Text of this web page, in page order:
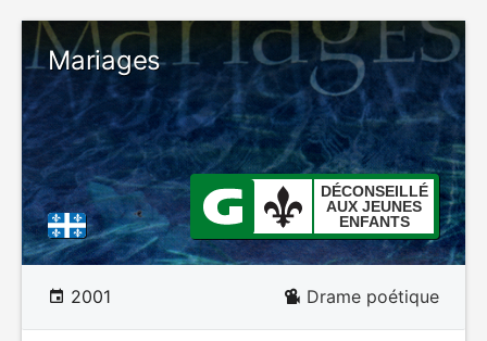
Mariages
DÉCONSEILLÉ
AUX JEUNES
ENFANTS
2001 Drame poétique